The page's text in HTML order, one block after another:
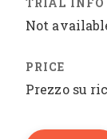
Not
Prezzo su